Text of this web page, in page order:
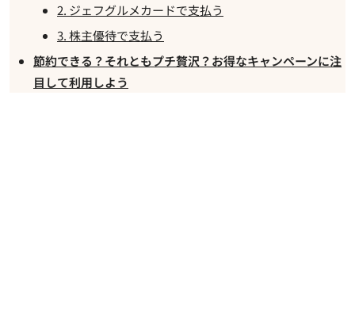
2. ジェフグルメカードで支払う
3. 株主優待で支払う
節約できる？それともプチ贅沢？お得なキャンペーンに注
目して利用しよう